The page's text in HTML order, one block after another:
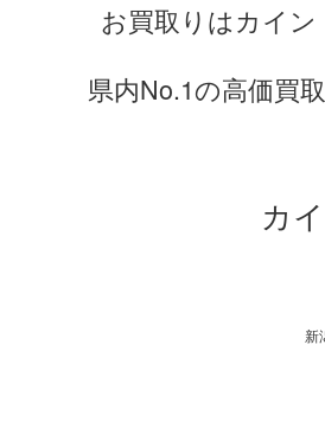
お買取りはカイ
県内No.1の高価買
カ
新